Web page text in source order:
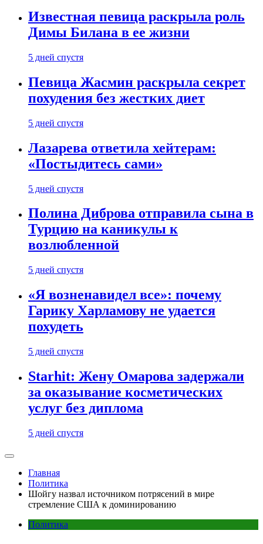
Известная певица раскрыла роль
Димы Билана в ее жизни
5 дней спустя
Певица Жасмин раскрыла секрет
похудения без жестких диет
5 дней спустя
Лазарева ответила хейтерам:
«Постыдитесь сами»
5 дней спустя
Полина Диброва отправила сына в
Турцию на каникулы к
возлюбленной
5 дней спустя
«Я возненавидел все»: почему
Гарику Харламову не удается
похудеть
5 дней спустя
Starhit: Жену Омарова задержали
за оказывание косметических
услуг без диплома
5 дней спустя
Главная
Политика
Шойгу назвал источником потрясений в мире
стремление США к доминированию
Политика